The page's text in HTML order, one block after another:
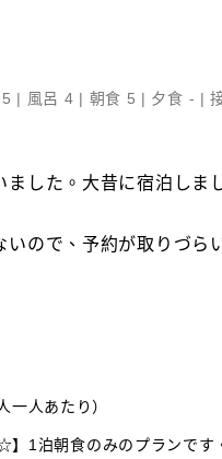
| 風呂 4 | 朝食 5 | 夕食 - |
した。大昔に宿泊し
ので、予約が取りづら
人あたり）
】1泊朝食のみのプランで